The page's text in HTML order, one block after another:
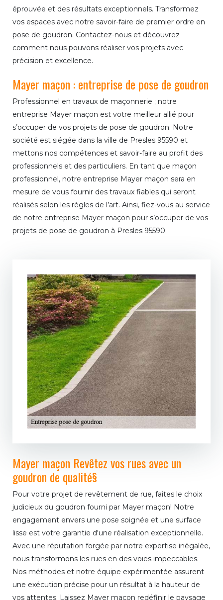
éprouvée et des résultats exceptionnels. Transformez
vos espaces avec notre savoir-faire de premier ordre en
pose de goudron. Contactez-nous et découvrez
comment nous pouvons réaliser vos projets avec
précision et excellence.
Mayer maçon : entreprise de pose de goudron
Professionnel en travaux de maçonnerie ; notre
entreprise Mayer maçon est votre meilleur allié pour
s’occuper de vos projets de pose de goudron. Notre
société est siégée dans la ville de Presles 95590 et
mettons nos compétences et savoir-faire au profit des
professionnels et des particuliers. En tant que maçon
professionnel, notre entreprise Mayer maçon sera en
mesure de vous fournir des travaux fiables qui seront
réalisés selon les règles de l’art. Ainsi, fiez-vous au service
de notre entreprise Mayer maçon pour s’occuper de vos
projets de pose de goudron à Presles 95590.
Mayer maçon Revêtez vos rues avec un
goudron de qualité§
Pour votre projet de revêtement de rue, faites le choix
judicieux du goudron fourni par Mayer maçon! Notre
engagement envers une pose soignée et une surface
lisse est votre garantie d'une réalisation exceptionnelle.
Avec une réputation forgée par notre expertise inégalée,
nous transformons les rues en des voies impeccables.
Nos méthodes et notre équipe expérimentée assurent
une exécution précise pour un résultat à la hauteur de
vos attentes. Laissez Mayer maçon redéfinir le paysage